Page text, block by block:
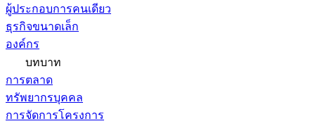
ผู้ประกอบการคนเดียว
ธุรกิจขนาดเล็ก
องค์กร
บทบาท
การตลาด
ทรัพยากรบุคคล
การจัดการโครงการ